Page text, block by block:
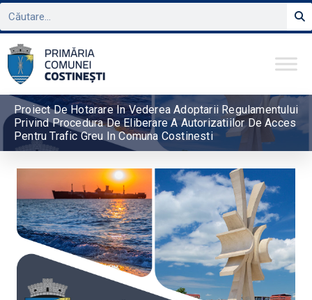
Proiect De Hotarare In Vederea Adoptarii Regulamentului
Privind Procedura De Eliberare A Autorizatiilor De Acces
Pentru Trafic Greu In Comuna Costinesti